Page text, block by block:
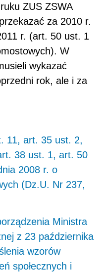
ZUS ZSWA
za 2010 r.
r. (art. 50 ust. 1
W
wykazać
rok, ale i za
11, art. 35 ust. 2,
38 ust. 1, art. 50
2008 r. o
(Dz.U. Nr 237,
Ministra
z 23 października
wzorów
społecznych i